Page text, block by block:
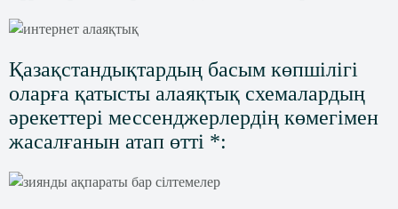
Қазақстандықтардың басым көпшілігі
оларға қатысты алаяқтық схемалардың
әрекеттері мессенджерлердің көмегімен
жасалғанын атап өтті *: